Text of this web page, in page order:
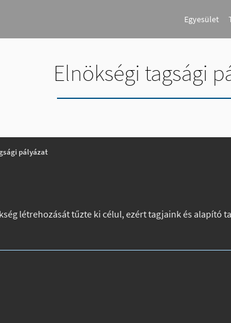
Egyesület
Elnökségi tagsági
pályázat
létrehozását tűzte ki célul, ezért tagjaink és alapító